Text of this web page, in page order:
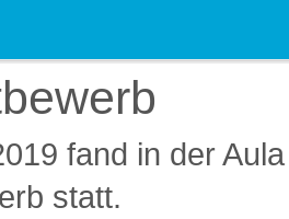
fand in der
statt.